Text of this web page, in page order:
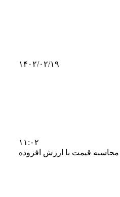
۱۴۰۲/۰۲/۱۹
۱۱:۰۲
محاسبه قیمت با ارزش افزوده